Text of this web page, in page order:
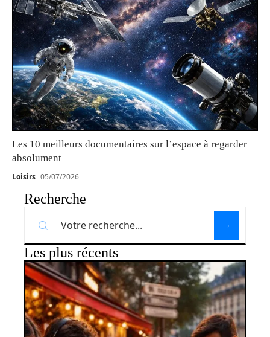
Les 10 meilleurs documentaires sur l’espace à regarder
absolument
Loisirs 05/07/2026
Recherche
Les plus récents